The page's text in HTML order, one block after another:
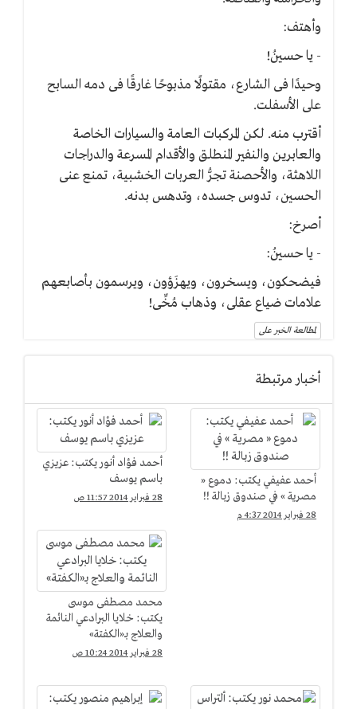
وأهتف:
- يا حسينُ!
وحيدًا فى الشارع، مقتولًا مذبوحًا غارقًا فى دمه السابح
على الأسفلت.
أقترب منه. لكن المركبات العامة والسيارات الخاصة
والعابرين والنفير المنطلق والأقدام المسرعة والدراجات
اللاهثة، والأحصنة تجرُّ العربات الخشبية، تمنع عنى
الحسين، تدوس جسده، وتدهس بدنه.
أصرخ:
- يا حسينُ:
فيضحكون، ويسخرون، ويهزَؤون، ويرسمون بأصابعهم
علامات ضياع عقلى، وذهاب مُخِّى!
لمطالعة الخبر على
أخبار مرتبطة
أحمد عفيفي يكتب: دموع «
مصرية » في صندوق زبالة !!
28 فبراير 2014 4:37 م
أحمد فؤاد أنور يكتب: عزيزي
باسم يوسف
28 فبراير 2014 11:57 ص
محمد مصطفى موسى
يكتب: خلايا البرادعي النائمة
والعلاج بـ«الكفتة»
28 فبراير 2014 10:24 ص